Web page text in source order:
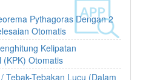
Pythagoras Dengan 2
Otomatis
Kelipatan
(KPK) Otomatis
Tebak-Tebakan Lucu (Dalam